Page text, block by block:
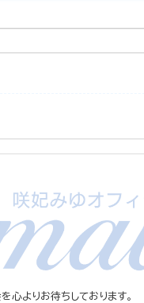
心よりお待ちしております。